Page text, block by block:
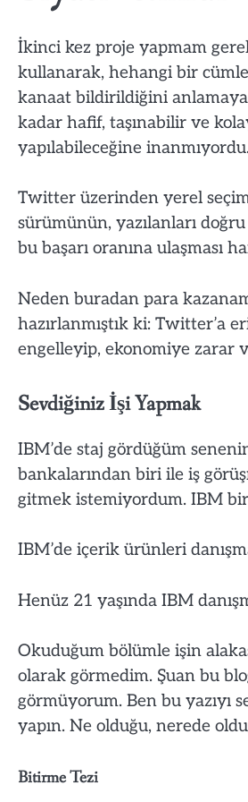
İkinci kez proje yapmam
kullanarak, hehangi bir
kanaat bildirildiğini anlamaya
kadar hafif, taşınabilir ve
yapılabileceğine inanmıyordu.
Twitter üzerinden yerel
sürümünün, yazılanları
bu başarı oranına ulaşması
Neden buradan para
hazırlanmıştık ki: Twitter’a
engelleyip, ekonomiye zarar
Sevdiğiniz İşi Yapmak
IBM’de staj gördüğüm
bankalarından biri ile iş
gitmek istemiyordum. IBM
IBM’de içerik ürünleri
Henüz 21 yaşında IBM
Okuduğum bölümle işin
olarak görmedim. Şuan bu
görmüyorum. Ben bu yazıyı
yapın. Ne olduğu, nerede
Bitirme Tezi